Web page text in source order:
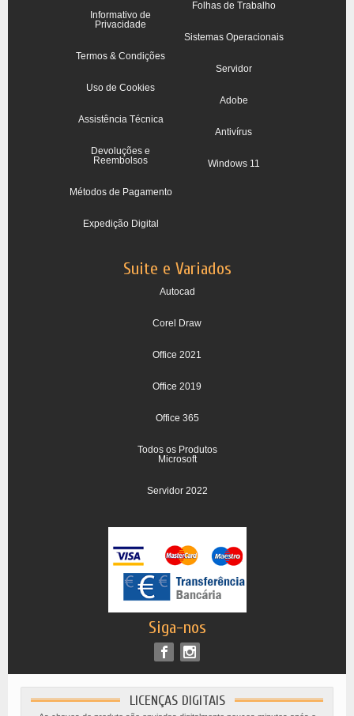
Informativo de
Privacidade
Termos & Condições
Uso de Cookies
Assistência Técnica
Devoluções e
Reembolsos
Métodos de Pagamento
Expedição Digital
Folhas de Trabalho
Sistemas Operacionais
Servidor
Adobe
Antivírus
Windows 11
Suite e Variados
Autocad
Corel Draw
Office 2021
Office 2019
Office 365
Todos os Produtos
Microsoft
Servidor 2022
Siga-nos
LICENÇAS DIGITAIS